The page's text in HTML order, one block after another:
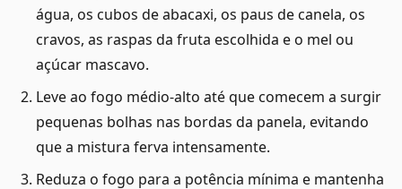
água, os cubos de abacaxi, os paus de canela, os
cravos, as raspas da fruta escolhida e o mel ou
açúcar mascavo.
Leve ao fogo médio-alto até que comecem a surgir
pequenas bolhas nas bordas da panela, evitando
que a mistura ferva intensamente.
Reduza o fogo para a potência mínima e mantenha